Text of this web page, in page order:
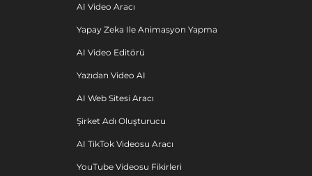
AI Video Aracı
Yapay Zeka Ile Animasyon Yapma
AI Video Editörü
Yazıdan Video AI
AI Web Sitesi Aracı
Şirket Adı Oluşturucu
AI TikTok Videosu Aracı
YouTube Videosu Fikirleri